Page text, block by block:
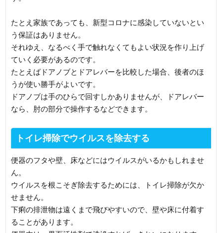
たとえ家族であっても、新型コロナに感染していないとい
う保証はありません。
それゆえ、なるべく手で触れなくてもよい状況を作り上げ
ていく必要があるのです。
たとえばドアノブとドアレバーを比較した場合、後者のほ
うが使い勝手がよいです。
ドアノブは手のひらで回すしかありませんが、ドアレバー
なら、肘の部分で操作するなどできます。
トイレ掃除でウイルスを除去する
便器のフタや壁、床などにはウイルスがいるかもしれませ
ん。
ウイルスを根こそぎ除去するためには、トイレ掃除が欠か
せません。
下痢の排泄物は遠くまで飛びやすいので、壁や床に付着す
ることがあります。